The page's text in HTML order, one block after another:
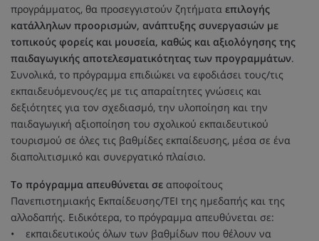
προγράμματος, θα προσεγγιστούν ζητήματα επιλογής
κατάλληλων προορισμών, ανάπτυξης συνεργασιών με
τοπικούς φορείς και μουσεία, καθώς και αξιολόγησης της
παιδαγωγικής αποτελεσματικότητας των προγραμμάτων.
Συνολικά, το πρόγραμμα επιδιώκει να εφοδιάσει τους/τις
εκπαιδευόμενους/ες με τις απαραίτητες γνώσεις και
δεξιότητες για τον σχεδιασμό, την υλοποίηση και την
παιδαγωγική αξιοποίηση του σχολικού εκπαιδευτικού
τουρισμού σε όλες τις βαθμίδες εκπαίδευσης, μέσα σε ένα
διαπολιτισμικό και συνεργατικό πλαίσιο.
Το πρόγραμμα απευθύνεται σε αποφοίτους
Πανεπιστημιακής Εκπαίδευσης/ΤΕΙ της ημεδαπής και της
αλλοδαπής. Ειδικότερα, το πρόγραμμα απευθύνεται σε:
• εκπαιδευτικούς όλων των βαθμίδων που θέλουν να